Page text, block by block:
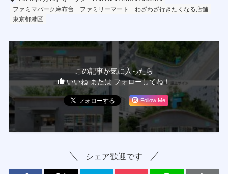
ファミマパーク麻布台
ファミリーマート
わざわざ行きたくなる店舗
東京都港区
この記事が気に入ったら
いいね または フォローしてね！
Follow Me
シェア歓迎です